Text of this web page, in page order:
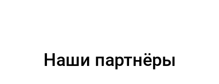
Наши партнёры